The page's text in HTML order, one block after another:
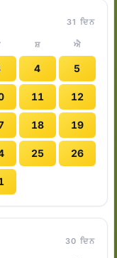
31 ਦਿਨ
ਸ਼ ਐ
4 5
11 12
18 19
25 26
30 ਦਿਨ